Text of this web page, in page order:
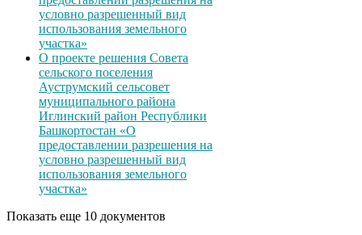
условно разрешенный вид
использования земельного
участка»
О проекте решения Совета
сельского поселения
Ауструмский сельсовет
муниципального района
Иглинский район Республики
Башкортостан «О
предоставлении разрешения на
условно разрешенный вид
использования земельного
участка»
Показать еще 10 документов